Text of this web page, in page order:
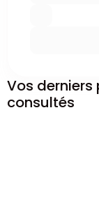
Vos
consultés